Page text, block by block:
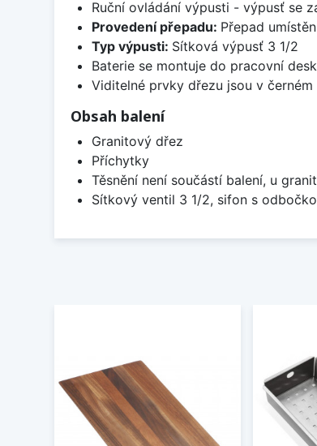
Ruční ovládání výpusti - výpusť se
Provedení přepadu: Přepad
Typ výpusti: Sítková výpusť 3 1/2
Baterie se montuje do pracovní
Viditelné prvky dřezu jsou v černém
Obsah balení
Granitový dřez
Příchytky
Těsnění není součástí balení, u
Sítkový ventil 3 1/2, sifon s